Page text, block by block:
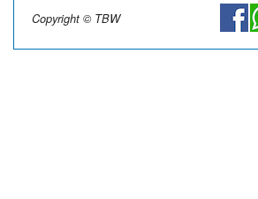
Copyright © TBW